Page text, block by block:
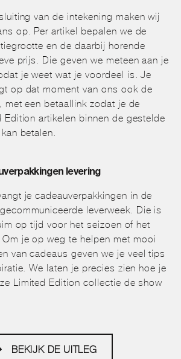
van de intekening maken wij
op. Per artikel bepalen we de
en de daarbij horende
prijs. Die geven we meteen aan je
je weet wat je voordeel is. Je
op dat moment van ons ook de
met een betaallink zodat je de
Edition artikelen binnen de gestelde
betalen.
levering
je cadeauverpakkingen in de
leverweek. Die is
op tijd voor het seizoen of het
Om je op weg te helpen met mooi
van cadeaus geven we je veel tips
We laten je precies zien hoe je
Limited Edition collectie de show
BEKIJK DE UITLEG